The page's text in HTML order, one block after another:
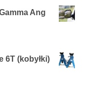
Ang
6T (kobyłki)